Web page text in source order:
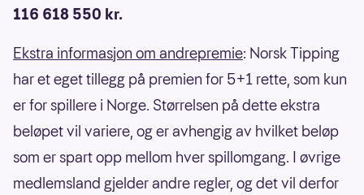
116 618 550 kr.
Ekstra informasjon om andrepremie: Norsk Tipping
har et eget tillegg på premien for 5+1 rette, som kun
er for spillere i Norge. Størrelsen på dette ekstra
beløpet vil variere, og er avhengig av hvilket beløp
som er spart opp mellom hver spillomgang. I øvrige
medlemsland gjelder andre regler, og det vil derfor